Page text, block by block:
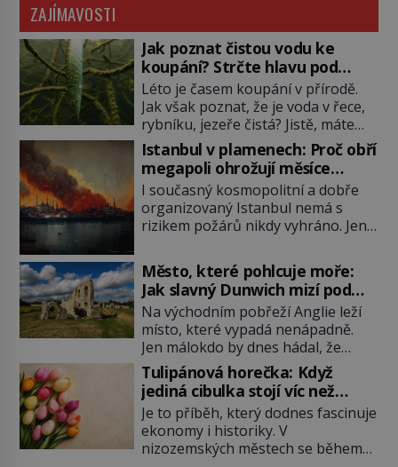
ZAJÍMAVOSTI
Jak poznat čistou vodu ke
koupání? Strčte hlavu pod
hladinu!
Léto je časem koupání v přírodě.
Jak však poznat, že je voda v řece,
rybníku, jezeře čistá? Jistě, máte
možnost využít informace
hygieniků či podrobit křížovému
výslechu provozovatele přírodního
koupaliště. Existuje ale ještě jiná
alternativa. Jaká? Podívat se pod
hladinu a zjistit, kdo si onu
dávno před vámi. Říká se jim
bioindikátory […]
Istanbul v plamenech: Proč obří
megapoli ohrožují měsíce
smaženého lilku?
I současný kosmopolitní a dobře
organizovaný Istanbul nemá s
rizikem požárů nikdy vyhráno. Jen
představit, jaká požární rizika
skrýval Istanbul časů minulých. Jak
čelilo město v minulosti potenciální
ohnivé katastrofě a proč jsou zde
stále tolik obávány měsíce
smaženého lilku? První hasičský
sbor se v Istanbulu objevuje v roce
1714 a […]
Město, které pohlcuje moře:
Jak slavný Dunwich mizí pod
hladinou
Na východním pobřeží Anglie leží
místo, které vypadá nenápadně.
Jen málokdo by dnes hádal, že
právě zde kdysi stojí jeden z
nejvýznamnějších anglických
přístavů. Středověký Dunwich
soupeří svým významem s
Londýnem, pyšní se kostely,
kláštery i rušnými tržišti. Pak se ale
Tulipánová horečka: Když
jediná cibulka stojí víc než
honosný dům
Je to příběh, který dodnes fascinuje
ekonomy i historiky. V
nizozemských městech se během